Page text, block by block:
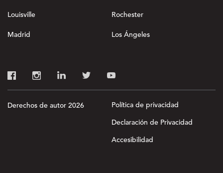
Louisville Rochester
Madrid Los Ángeles
Derechos de autor 2026
Política de privacidad
Declaración de Privacidad
Accesibilidad